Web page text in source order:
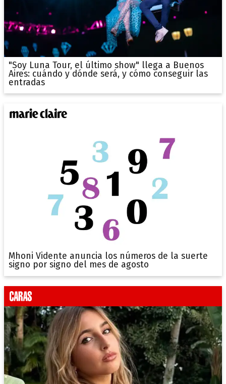
"Soy Luna Tour, el último show" llega a Buenos
Aires: cuándo y dónde será, y cómo conseguir las
entradas
Mhoni Vidente anuncia los números de la suerte
signo por signo del mes de agosto